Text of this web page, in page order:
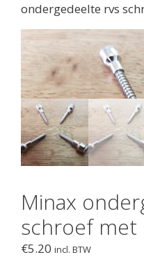
ondergedeelte rvs
Minax
schroef met
€5.20 incl. BTW